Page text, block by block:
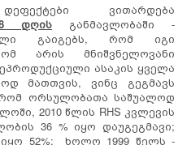
ვითარდება
დღის განმავლობაში -
გაიგებს, რომ იგი
არის მნიშვნელოვანი
ასაკის ყველა
მათთვის, ვინც გეგმავს
ორსულობათა საშუალოდ
2010 წლის RHS კვლევის
36 % იყო დაუგეგმავი;
იყო 52%; ხოლო 1999 წელს -